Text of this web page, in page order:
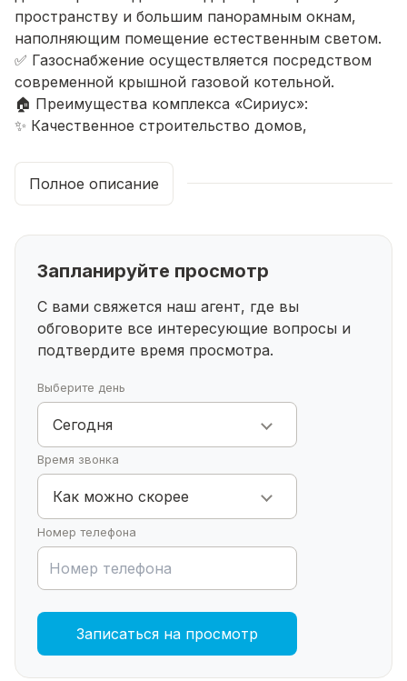
пространству и большим панорамным окнам,
наполняющим помещение естественным светом.
✅ Газоснабжение осуществляется посредством
современной крышной газовой котельной.
🏠 Преимущества комплекса «Сириус»:
✨ Качественное строительство домов,
вашего жилья.
🚗 Подземный паркинг исключит проблемы с
⛹️ Детские и спортивные площадки оборудованы
🏍 Колясочные и велосипедные помещения
обеспечат удобство хранения вещей.
🎓 Развитая инфраструктура района включает
лицей №96, детский сад №167 и №131,
Создавайте уют и наслаждайтесь комфортной
жизнью в идеальной среде для себя и своей
семьи!
Свяжитесь с нами прямо сейчас, чтобы увидеть
будущее своё жилище собственными глазами и
сделать выгодное вложение в качество вашей
жизни!
Полное описание
Запланируйте просмотр
С вами свяжется наш агент, где вы
обговорите все интересующие вопросы и
подтвердите время просмотра.
Выберите день
Сегодня
Время звонка
Как можно скорее
Номер телефона
Записаться на просмотр